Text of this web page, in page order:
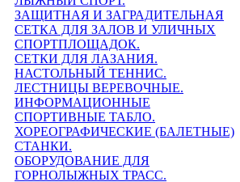
ЗАЩИТНАЯ И ЗАГРАДИТЕЛЬНАЯ
СЕТКА ДЛЯ ЗАЛОВ И УЛИЧНЫХ
СПОРТПЛОЩАДОК.
СЕТКИ ДЛЯ ЛАЗАНИЯ.
НАСТОЛЬНЫЙ ТЕННИС.
ЛЕСТНИЦЫ ВЕРЕВОЧНЫЕ.
ИНФОРМАЦИОННЫЕ
СПОРТИВНЫЕ ТАБЛО.
ХОРЕОГРАФИЧЕСКИЕ (БАЛЕТНЫЕ)
СТАНКИ.
ОБОРУДОВАНИЕ ДЛЯ
ГОРНОЛЫЖНЫХ ТРАСС.